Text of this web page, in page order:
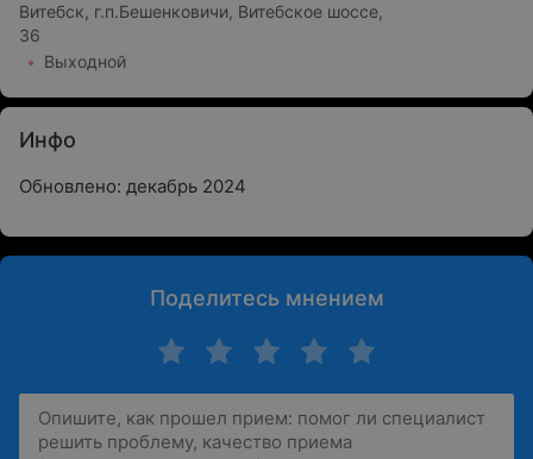
Витебск, г.п.Бешенковичи, Витебское шоссе,
36
Выходной
Инфо
Обновлено: декабрь 2024
Поделитесь мнением